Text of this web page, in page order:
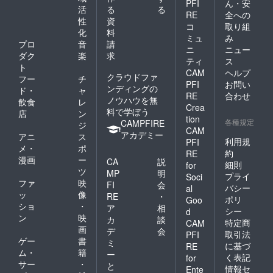
活
性
化
プロ
ダク
ト
音
楽
フー
ド・
飲食
店
チ
ャ
レ
ン
ジ
アニ
メ・
漫画
ス
ポ
ー
ツ
ファ
ッ
ショ
ン
映
像
・
映
画
ゲー
ム・
サー
書
籍
・
る
る
資
料
請
求
クラウドファ
ンディングの
ノウハウを無
料で学ぼう
CAMPFIRE
アカデミー
CA
MP
FI
RE
ア
カ
デ
ミ
ー
と
説
明
会
・
相
談
会
PFI
RE
コ
ミュ
ニ
ティ
CAM
PFI
RE
Crea
tion
CAM
PFI
RE
for
Soci
al
Goo
d
CAM
PFI
RE
for
Ente
ん・安
全への
取り組
み
ニュー
ス
ヘルプ
お問い
合わせ
各種規定
利用規
約
細則
プライ
バシー
ポリ
シー
特定商
取引法
に基づ
く表記
情報セ